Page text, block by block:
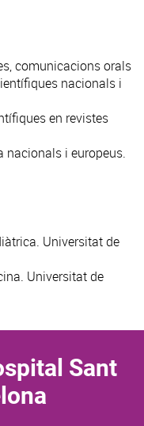
comunicacions orals
nacionals i
en revistes
nacionals i europeus.
Universitat de
Universitat de
Sant